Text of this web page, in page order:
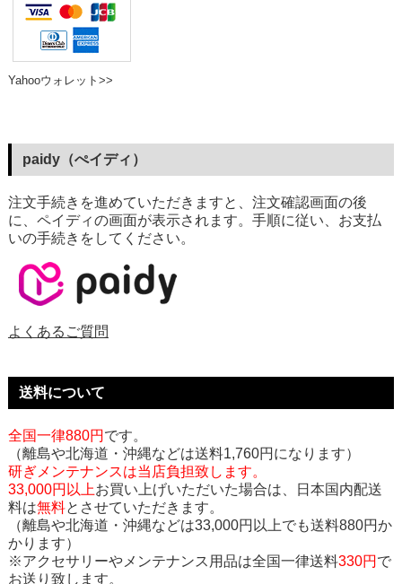
Yahooウォレット>>
paidy（ぺイディ）
注文手続きを進めていただきますと、注文確認画面の後
に、ペイディの画面が表示されます。手順に従い、お支払
いの手続きをしてください。
よくあるご質問
送料について
全国一律880円 です。
（離島や北海道・沖縄などは送料1,760円になります）
研ぎメンテナンスは当店負担致します。
33,000円以上お買い上げいただいた場合は、日本国内配送
料は無料とさせていただきます。
（離島や北海道・沖縄などは33,000円以上でも送料880円か
かります）
※アクセサリーやメンテナンス用品は全国一律送料330円 で
お送り致します。